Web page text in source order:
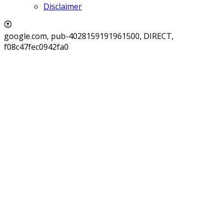
Disclaimer
google.com, pub-4028159191961500, DIRECT,
f08c47fec0942fa0